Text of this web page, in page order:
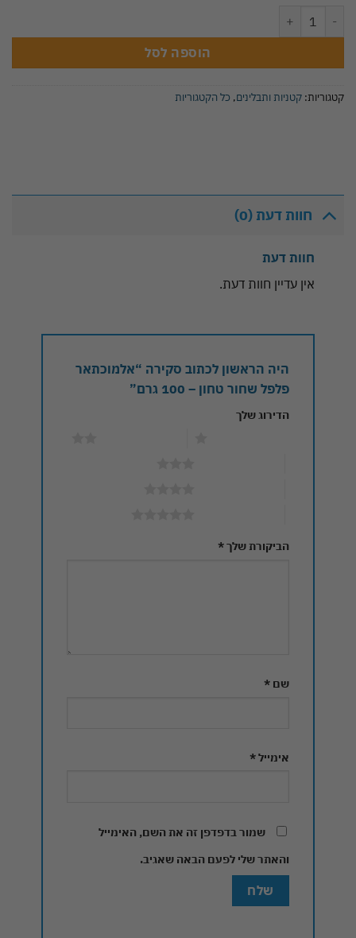
הוספה לסל
קטגוריות: קטניות ותבלינים, כל הקטגוריות
חוות דעת (0)
חוות דעת
אין עדיין חוות דעת.
היה הראשון לכתוב סקירה “אלמוכתאר
פלפל שחור טחון – 100 גרם”
הדירוג שלך
הביקורת שלך*
שם *
אימייל*
שמור בדפדפן זה את השם, האימייל
והאתר שלי לפעם הבאה שאגיב.